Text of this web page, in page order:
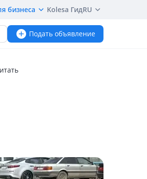
бизнеса Kolesa ГидRU
Подать объявление